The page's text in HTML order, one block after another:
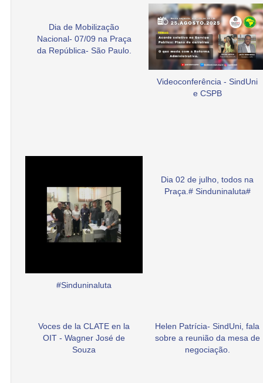
Dia de Mobilização
Nacional- 07/09 na Praça
da República- São Paulo.
Videoconferência - SindUni
e CSPB
#Sinduninaluta
Dia 02 de julho, todos na
Praça.# Sinduninaluta#
Voces de la CLATE en la
OIT - Wagner José de
Souza
Helen Patrícia- SindUni, fala
sobre a reunião da mesa de
negociação.